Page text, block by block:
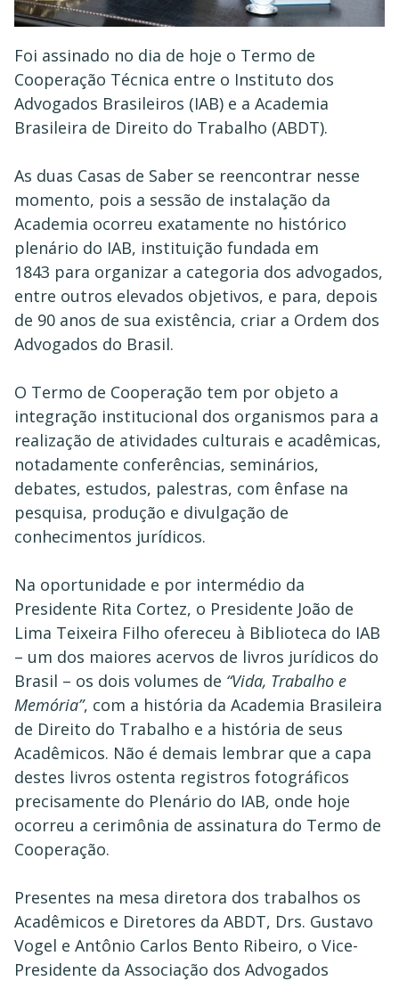
Foi assinado no dia de hoje o Termo de
Cooperação Técnica entre o Instituto dos
Advogados Brasileiros (IAB) e a Academia
Brasileira de Direito do Trabalho (ABDT).
As duas Casas de Saber se reencontrar nesse
momento, pois a sessão de instalação da
Academia ocorreu exatamente no histórico
plenário do IAB, instituição fundada em
1843 para organizar a categoria dos advogados,
entre outros elevados objetivos, e para, depois
de 90 anos de sua existência, criar a Ordem dos
Advogados do Brasil.
O Termo de Cooperação tem por objeto a
integração institucional dos organismos para a
realização de atividades culturais e acadêmicas,
notadamente conferências, seminários,
debates, estudos, palestras, com ênfase na
pesquisa, produção e divulgação de
conhecimentos jurídicos.
Na oportunidade e por intermédio da
Presidente Rita Cortez, o Presidente João de
Lima Teixeira Filho ofereceu à Biblioteca do IAB
– um dos maiores acervos de livros jurídicos do
Brasil – os dois volumes de “Vida, Trabalho e
Memória”, com a história da Academia Brasileira
de Direito do Trabalho e a história de seus
Acadêmicos. Não é demais lembrar que a capa
destes livros ostenta registros fotográficos
precisamente do Plenário do IAB, onde hoje
ocorreu a cerimônia de assinatura do Termo de
Cooperação.
Presentes na mesa diretora dos trabalhos os
Acadêmicos e Diretores da ABDT, Drs. Gustavo
Vogel e Antônio Carlos Bento Ribeiro, o Vice-
Presidente da Associação dos Advogados